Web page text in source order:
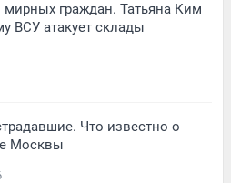
мирных граждан. Татьяна Ким
ВСУ атакует склады
Что известно о
Москвы